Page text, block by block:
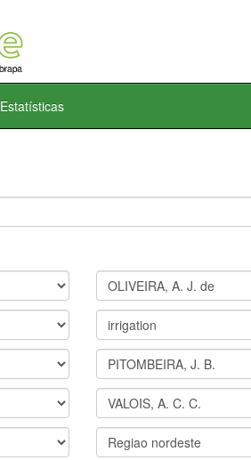
Estatísticas